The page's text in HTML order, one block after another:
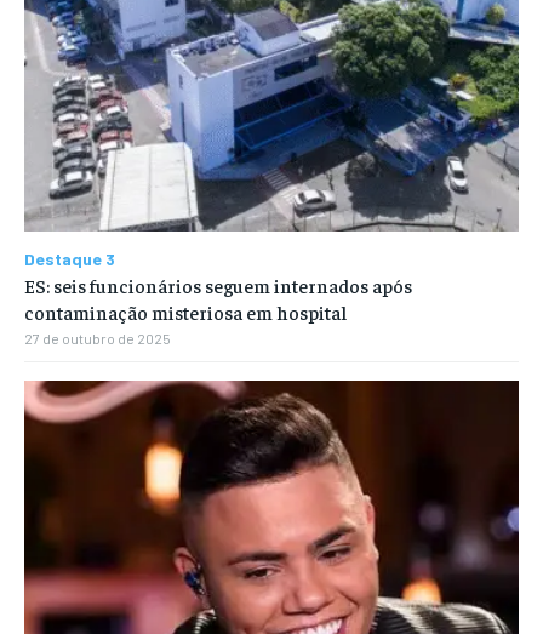
Destaque 3
ES: seis funcionários seguem internados após
contaminação misteriosa em hospital
27 de outubro de 2025